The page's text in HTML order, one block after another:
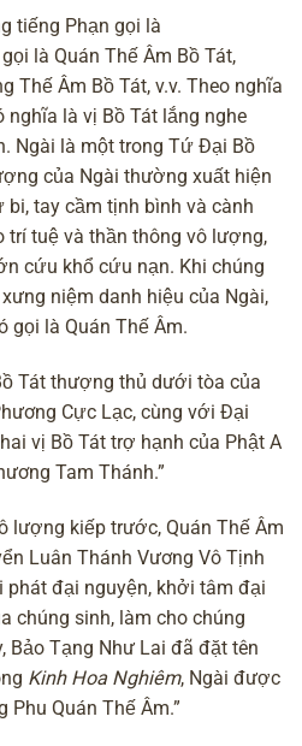
tiếng Phạn gọi là
là Quán Thế Âm Bồ Tát,
Thế Âm Bồ Tát, v.v. Theo nghĩa
nghĩa là vị Bồ Tát lắng nghe
Ngài là một trong Tứ Đại Bồ
của Ngài thường xuất hiện
tay cầm tịnh bình và cành
trí tuệ và thần thông vô lượng,
cứu khổ cứu nạn. Khi chúng
niệm danh hiệu của Ngài,
gọi là Quán Thế Âm.
Tát thượng thủ dưới tòa của
Cực Lạc, cùng với Đại
vị Bồ Tát trợ hạnh của Phật A
Tam Thánh.”
lượng kiếp trước, Quán Thế Âm
Luân Thánh Vương Vô Tịnh
phát đại nguyện, khởi tâm đại
chúng sinh, làm cho chúng
Bảo Tạng Như Lai đã đặt tên
Kinh Hoa Nghiêm, Ngài được
Phu Quán Thế Âm.”